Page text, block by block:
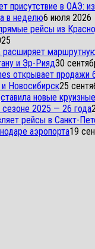
присутствие в ОАЭ:
в неделю6 июля 2026
рейсы из
расширяет
и Эр-Рияд30
открывает продажи
Новосибирск25
новые
2025 — 26 года
рейсы в Санкт-
аэропорта19